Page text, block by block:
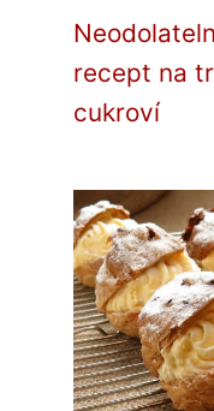
recept na
cukroví